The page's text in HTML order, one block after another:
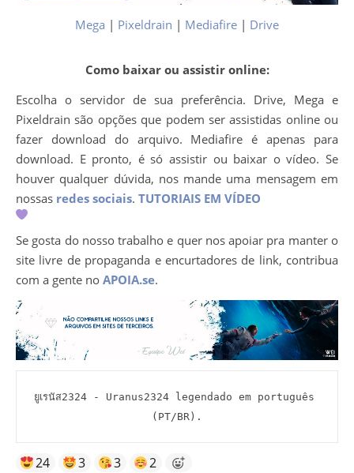
Mega | Pixeldrain | Mediafire | Drive
Como baixar ou assistir online:
Escolha o servidor de sua preferência. Drive, Mega e
Pixeldrain são opções que podem ser assistidas online ou
fazer download do arquivo. Mediafire é apenas para
download. E pronto, é só assistir ou baixar o vídeo. Se
houver qualquer dúvida, nos mande uma mensagem em
nossas redes sociais. TUTORIAIS EM VÍDEO
Se gosta do nosso trabalho e quer nos apoiar pra manter o
site livre de propaganda e encurtadores de link, contribua
com a gente no APOIA.se.
ยูเรนัส2324 - Uranus2324 legendado em português
(PT/BR).
24 3 3 2